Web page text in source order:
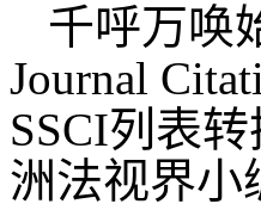
千呼万唤
Journal
SSCI列表
洲法视界小